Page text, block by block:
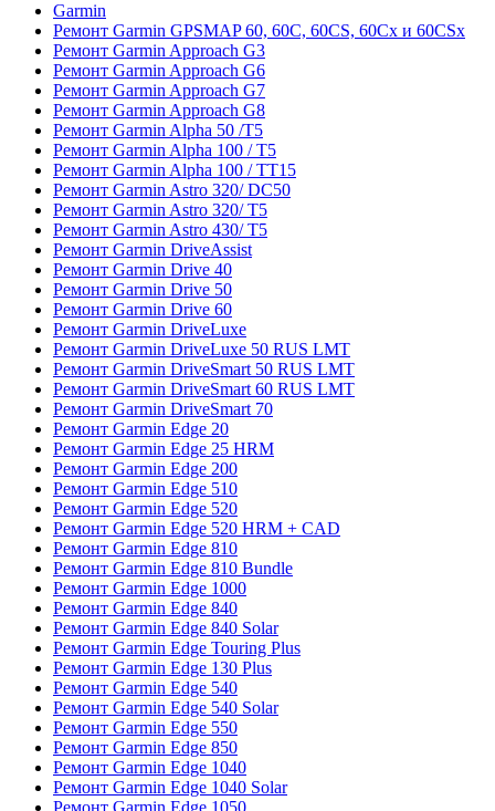
Garmin
Ремонт Garmin GPSMAP 60, 60C, 60CS, 60Cx и 60CSx
Ремонт Garmin Approach G3
Ремонт Garmin Approach G6
Ремонт Garmin Approach G7
Ремонт Garmin Approach G8
Ремонт Garmin Alpha 50 /T5
Ремонт Garmin Alpha 100 / T5
Ремонт Garmin Alpha 100 / TT15
Ремонт Garmin Astro 320/ DC50
Ремонт Garmin Astro 320/ T5
Ремонт Garmin Astro 430/ T5
Ремонт Garmin DriveAssist
Ремонт Garmin Drive 40
Ремонт Garmin Drive 50
Ремонт Garmin Drive 60
Ремонт Garmin DriveLuxe
Ремонт Garmin DriveLuxe 50 RUS LMT
Ремонт Garmin DriveSmart 50 RUS LMT
Ремонт Garmin DriveSmart 60 RUS LMT
Ремонт Garmin DriveSmart 70
Ремонт Garmin Edge 20
Ремонт Garmin Edge 25 HRM
Ремонт Garmin Edge 200
Ремонт Garmin Edge 510
Ремонт Garmin Edge 520
Ремонт Garmin Edge 520 HRM + CAD
Ремонт Garmin Edge 810
Ремонт Garmin Edge 810 Bundle
Ремонт Garmin Edge 1000
Ремонт Garmin Edge 840
Ремонт Garmin Edge 840 Solar
Ремонт Garmin Edge Touring Plus
Ремонт Garmin Edge 130 Plus
Ремонт Garmin Edge 540
Ремонт Garmin Edge 540 Solar
Ремонт Garmin Edge 550
Ремонт Garmin Edge 850
Ремонт Garmin Edge 1040
Ремонт Garmin Edge 1040 Solar
Ремонт Garmin Edge 1050